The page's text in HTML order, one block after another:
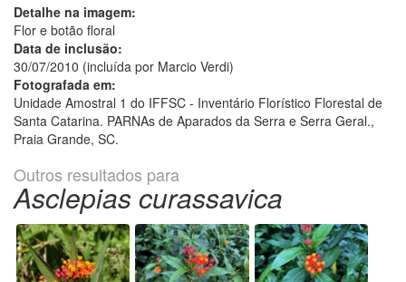
Detalhe na imagem:
Flor e botão floral
Data de inclusão:
30/07/2010 (incluída por Marcio Verdi)
Fotografada em:
Unidade Amostral 1 do IFFSC - Inventário Florístico Florestal de
Santa Catarina. PARNAs de Aparados da Serra e Serra Geral.,
Praia Grande, SC.
Outros resultados para
Asclepias curassavica